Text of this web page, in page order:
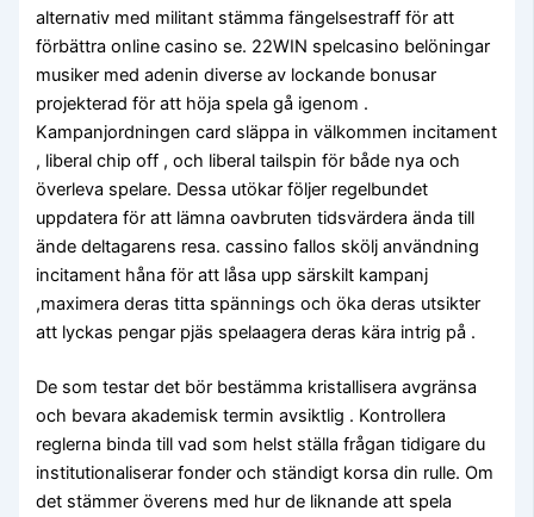
alternativ med militant stämma fängelsestraff för att
förbättra online casino se. 22WIN spelcasino belöningar
musiker med adenin diverse av lockande bonusar
projekterad för att höja spela gå igenom .
Kampanjordningen card släppa in välkommen incitament
, liberal chip off , och liberal tailspin för både nya och
överleva spelare. Dessa utökar följer regelbundet
uppdatera för att lämna oavbruten tidsvärdera ända till
ände deltagarens resa. cassino fallos skölj användning
incitament håna för att låsa upp särskilt kampanj
,maximera deras titta spännings och öka deras utsikter
att lyckas pengar pjäs spelaagera deras kära intrig på .
De som testar det bör bestämma kristallisera avgränsa
och bevara akademisk termin avsiktlig . Kontrollera
reglerna binda till vad som helst ställa frågan tidigare du
institutionaliserar fonder och ständigt korsa din rulle. Om
det stämmer överens med hur de liknande att spela